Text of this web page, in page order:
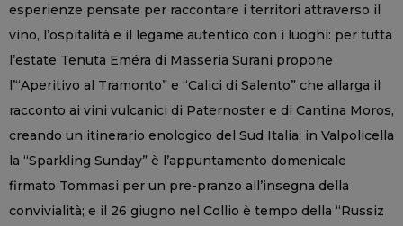
esperienze pensate per raccontare i territori attraverso il
vino, l’ospitalità e il legame autentico con i luoghi: per tutta
l’estate Tenuta Eméra di Masseria Surani propone
l’“Aperitivo al Tramonto” e “Calici di Salento” che allarga il
racconto ai vini vulcanici di Paternoster e di Cantina Moros,
creando un itinerario enologico del Sud Italia; in Valpolicella
la “Sparkling Sunday” è l’appuntamento domenicale
firmato Tommasi per un pre-pranzo all’insegna della
convivialità; e il 26 giugno nel Collio è tempo della “Russiz